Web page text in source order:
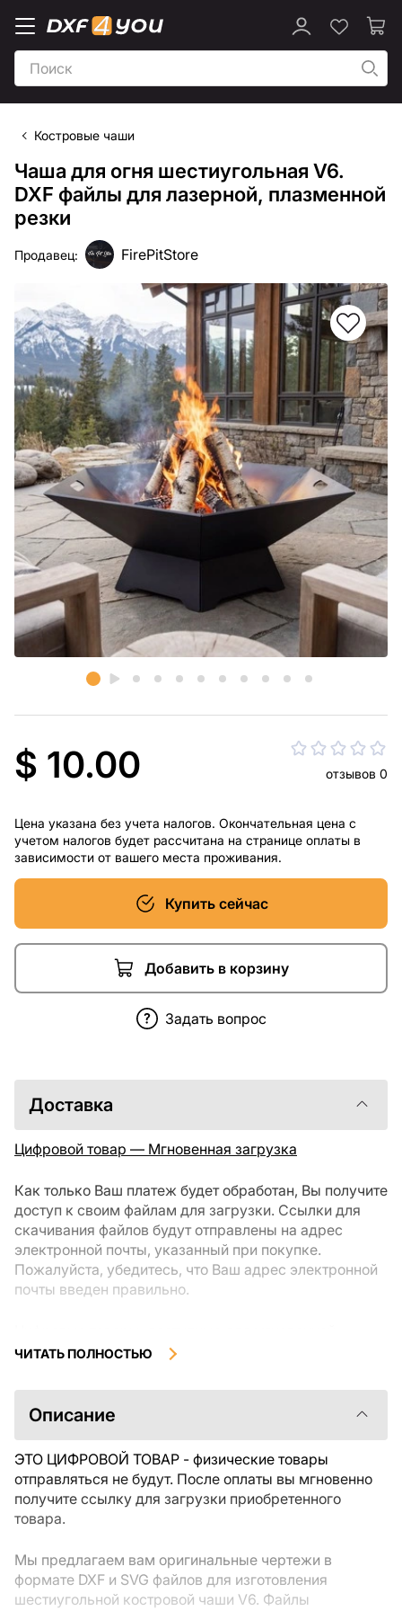
Костровые чаши
Чаша для огня шестиугольная V6.
DXF файлы для лазерной, плазменной
резки
Продавец: FirePitStore
$ 10.00 отзывов 0
Цена указана без учета налогов. Окончательная цена с
учетом налогов будет рассчитана на странице оплаты в
зависимости от вашего места проживания.
Купить сейчас
Добавить в корзину
Задать вопрос
Доставка
Цифровой товар — Мгновенная загрузка
Как только Ваш платеж будет обработан, Вы получите
доступ к своим файлам для загрузки. Ссылки для
скачивания файлов будут отправлены на адрес
электронной почты, указанный при покупке.
Пожалуйста, убедитесь, что Ваш адрес электронной
почты введен правильно.
загрузки, не подлежат возврату или обмену после их
ознакомиться с описанием товара и задать все
интересующие Вас вопросы перед покупкой. Если у
свяжитесь с продавцом напрямую.
ЧИТАТЬ ПОЛНОСТЬЮ
Описание
ЭТО ЦИФРОВОЙ ТОВАР - физические товары
отправляться не будут. После оплаты вы мгновенно
получите ссылку для загрузки приобретенного
товара.
Мы предлагаем вам оригинальные чертежи в
формате DXF и SVG файлов для изготовления
шестиугольной костровой чаши V6. Файлы